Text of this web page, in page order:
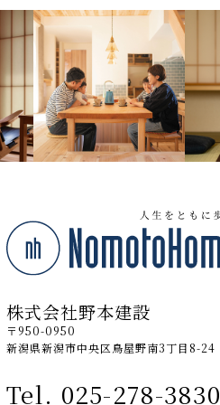
株式会社野本建設
〒950-0950
新潟県新潟市中央区鳥屋野南3丁目8-24
Tel. 025-278-3830